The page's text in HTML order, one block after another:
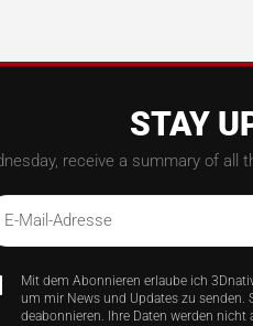
STAY
receive a summary of
E-Mail-Adresse
Mit dem Abonnieren erlaube ich
um mir News und Updates zu senden.
deabonnieren. Ihre Daten werden nicht